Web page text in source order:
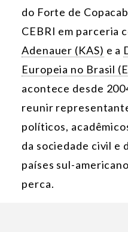
do Forte de
CEBRI em parceria
Adenauer (KAS) e a
Europeia no Brasil
acontece desde
reunir
políticos,
da sociedade civil e
países sul-
perca.